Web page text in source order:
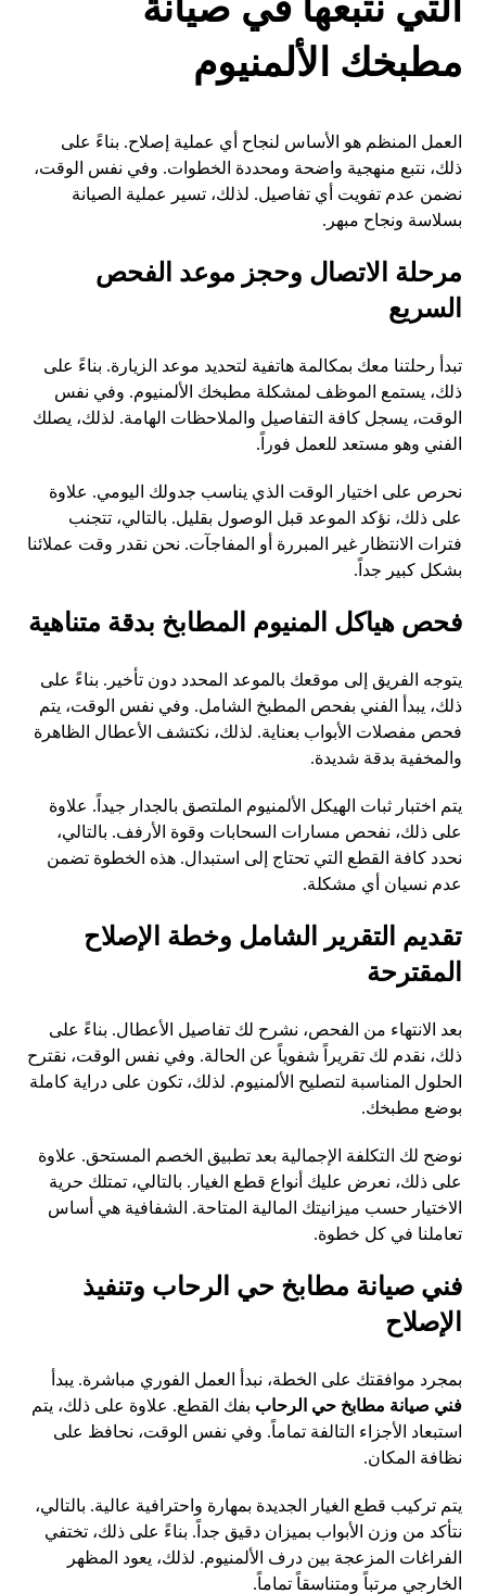
التي نتبعها في صيانة
مطبخك الألمنيوم
العمل المنظم هو الأساس لنجاح أي عملية إصلاح. بناءً على
ذلك، نتبع منهجية واضحة ومحددة الخطوات. وفي نفس الوقت،
نضمن عدم تفويت أي تفاصيل. لذلك، تسير عملية الصيانة
بسلاسة ونجاح مبهر.
مرحلة الاتصال وحجز موعد الفحص
السريع
تبدأ رحلتنا معك بمكالمة هاتفية لتحديد موعد الزيارة. بناءً على
ذلك، يستمع الموظف لمشكلة مطبخك الألمنيوم. وفي نفس
الوقت، يسجل كافة التفاصيل والملاحظات الهامة. لذلك، يصلك
الفني وهو مستعد للعمل فوراً.
نحرص على اختيار الوقت الذي يناسب جدولك اليومي. علاوة
على ذلك، نؤكد الموعد قبل الوصول بقليل. بالتالي، تتجنب
فترات الانتظار غير المبررة أو المفاجآت. نحن نقدر وقت عملائنا
بشكل كبير جداً.
فحص هياكل المنيوم المطابخ بدقة متناهية
يتوجه الفريق إلى موقعك بالموعد المحدد دون تأخير. بناءً على
ذلك، يبدأ الفني بفحص المطبخ الشامل. وفي نفس الوقت، يتم
فحص مفصلات الأبواب بعناية. لذلك، نكتشف الأعطال الظاهرة
والمخفية بدقة شديدة.
يتم اختبار ثبات الهيكل الألمنيوم الملتصق بالجدار جيداً. علاوة
على ذلك، نفحص مسارات السحابات وقوة الأرفف. بالتالي،
نحدد كافة القطع التي تحتاج إلى استبدال. هذه الخطوة تضمن
عدم نسيان أي مشكلة.
تقديم التقرير الشامل وخطة الإصلاح
المقترحة
بعد الانتهاء من الفحص، نشرح لك تفاصيل الأعطال. بناءً على
ذلك، نقدم لك تقريراً شفوياً عن الحالة. وفي نفس الوقت، نقترح
الحلول المناسبة لتصليح الألمنيوم. لذلك، تكون على دراية كاملة
بوضع مطبخك.
نوضح لك التكلفة الإجمالية بعد تطبيق الخصم المستحق. علاوة
على ذلك، نعرض عليك أنواع قطع الغيار. بالتالي، تمتلك حرية
الاختيار حسب ميزانيتك المالية المتاحة. الشفافية هي أساس
تعاملنا في كل خطوة.
فني صيانة مطابخ حي الرحاب وتنفيذ
الإصلاح
بمجرد موافقتك على الخطة، نبدأ العمل الفوري مباشرة. يبدأ
فني صيانة مطابخ حي الرحاب بفك القطع. علاوة على ذلك، يتم
استبعاد الأجزاء التالفة تماماً. وفي نفس الوقت، نحافظ على
نظافة المكان.
يتم تركيب قطع الغيار الجديدة بمهارة واحترافية عالية. بالتالي،
نتأكد من وزن الأبواب بميزان دقيق جداً. بناءً على ذلك، تختفي
الفراغات المزعجة بين درف الألمنيوم. لذلك، يعود المظهر
الخارجي مرتباً ومتناسقاً تماماً.